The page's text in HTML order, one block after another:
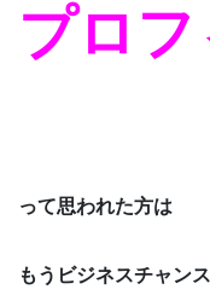
プロフ
って思われた方は
もうビジネスチャン